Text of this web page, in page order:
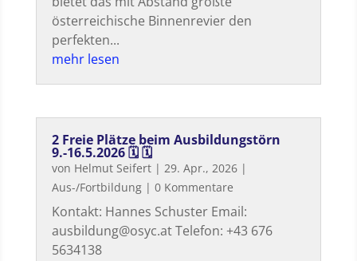
österreichische Binnenrevier den
perfekten...
mehr lesen
2 Freie Plätze beim Ausbildungstörn
9.-16.5.2026 🗓 🗓
von Helmut Seifert| 29. Apr., 2026|
Aus-/Fortbildung| 0 Kommentare
Kontakt: Hannes Schuster Email:
ausbildung@osyc.at Telefon: +43 676
5634138